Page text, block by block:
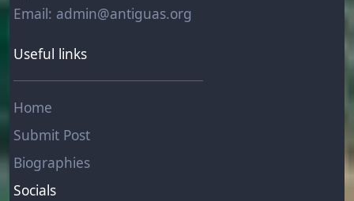
Email: admin@antiguas.org
Useful links
Home
Submit Post
Biographies
Socials